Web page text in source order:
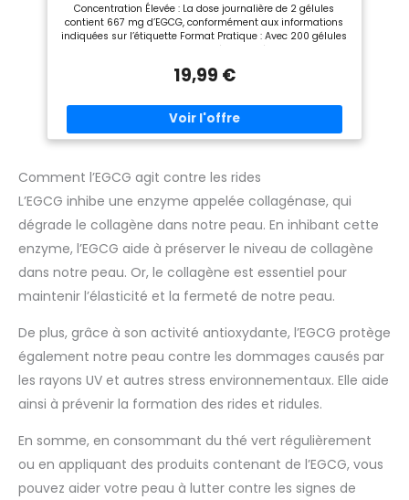
moyens ! C’est pourquoi
CHACUN de nos lots de
production est contrôlé par
en Allemagne. Consultez le
documents ».
confiance et durabilité – un
soutien fiable au quotidien.
FORMULE CLAIRE : Nos gélules
stabilisants ni conservateurs.
Idéales pour celles et ceux qui
privilégient des ingrédients
purs et de haute qualité.
Chaque fois que possible
renonçons aux excipients pour
pure et naturelle que possible.
PAR DES SPORTIFS, POUR DES
SPORTIFS : Depuis 2016,
German Elite Nutrition produit
des compléments
alimentaires de haute qualité
portant le label « Qualité
allemande ». Nos produits
matières premières
sélectionnées selon des
normes de qualité strictes,
avec un accent particulier sur
la fiabilité et la pureté.
Concentration Élevée : La dose journalière de 2 gélules
contient 667 mg d’EGCG, conformément aux informations
indiquées sur l’étiquette Format Pratique : Avec 200 gélules
vegan et une prise recommandée de 2 gélules par jour, le
Extrait de Thé Vert : Chaque dose journalière contient 1 333
polyphénols et 1 066 mg de catéchines Avec Poivre Noir : La
formule contient 2,1 mg d’extrait de poivre noir par dose
journalière, dont 2 mg de pipérine Produit en Allemagne :
Les gélules sont vegan, sans gluten et sans génie
19,99 €
Comment l’EGCG agit contre les rides
L’EGCG inhibe une enzyme appelée collagénase, qui
dégrade le collagène dans notre peau. En inhibant cette
enzyme, l’EGCG aide à préserver le niveau de collagène
dans notre peau. Or, le collagène est essentiel pour
maintenir l’élasticité et la fermeté de notre peau.
De plus, grâce à son activité antioxydante, l’EGCG protège
également notre peau contre les dommages causés par
les rayons UV et autres stress environnementaux. Elle aide
ainsi à prévenir la formation des rides et ridules.
En somme, en consommant du thé vert régulièrement
ou en appliquant des produits contenant de l’EGCG, vous
pouvez aider votre peau à lutter contre les signes de